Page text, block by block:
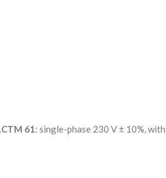
CTM 61: single-phase 230 V ± 10%,